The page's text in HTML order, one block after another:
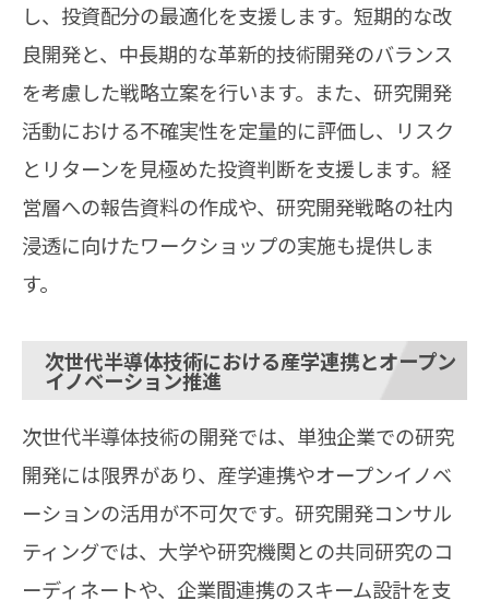
し、投資配分の最適化を支援します。短期的な改
良開発と、中長期的な革新的技術開発のバランス
を考慮した戦略立案を行います。また、研究開発
活動における不確実性を定量的に評価し、リスク
とリターンを見極めた投資判断を支援します。経
営層への報告資料の作成や、研究開発戦略の社内
浸透に向けたワークショップの実施も提供しま
す。
次世代半導体技術における産学連携とオープン
イノベーション推進
次世代半導体技術の開発では、単独企業での研究
開発には限界があり、産学連携やオープンイノベ
ーションの活用が不可欠です。研究開発コンサル
ティングでは、大学や研究機関との共同研究のコ
ーディネートや、企業間連携のスキーム設計を支